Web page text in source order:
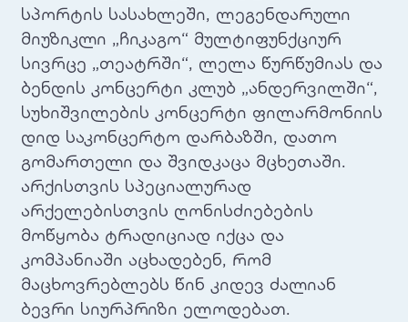
სპორტის სასახლეში, ლეგენდარული
მიუზიკლი „ჩიკაგო“ მულტიფუნქციურ
სივრცე „თეატრში“, ლელა წურწუმიას და
ბენდის კონცერტი კლუბ „ანდერვილში“,
სუხიშვილების კონცერტი ფილარმონიის
დიდ საკონცერტო დარბაზში, დათო
გომართელი და შვიდკაცა მცხეთაში.
არქისთვის სპეციალურად
არქელებისთვის ღონისძიებების
მოწყობა ტრადიციად იქცა და
კომპანიაში აცხადებენ, რომ
მაცხოვრებლებს წინ კიდევ ძალიან
ბევრი სიურპრიზი ელოდებათ.